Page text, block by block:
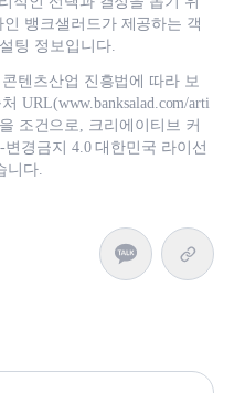
뱅크샐러드가 제공하는 객
팅 정보입니다.
텐츠산업 진흥법에 따라 보
URL(www.banksalad.com/arti
조건으로, 크리에이티브 커
경금지 4.0 대한민국 라이선
니다.